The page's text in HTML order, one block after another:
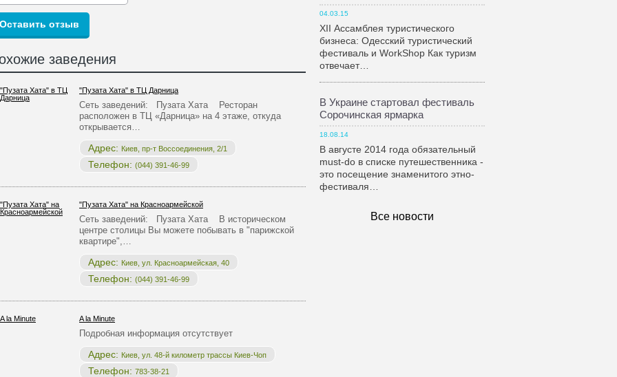
заведения
"Пузата Хата" в ТЦ Дарница
Сеть заведений: Пузата Хата Ресторан
расположен в ТЦ «Дарница» на 4 этаже, откуда
открывается…
Адрес: Киев, пр-т Воссоединения, 2/1
Телефон: (044) 391-46-99
"Пузата Хата" на Красноармейской
Сеть заведений: Пузата Хата В историческом
центре столицы Вы можете побывать в "парижской
квартире",…
Адрес: Киев, ул. Красноармейская, 40
Телефон: (044) 391-46-99
A la Minute
Подробная информация отсутствует
Адрес: Киев, ул. 48-й километр трассы Киев-Чоп
Телефон: 783-38-21
04.03.15
XII Ассамблея туристического
бизнеса: Одесский туристический
фестиваль и WorkShop Как туризм
отвечает…
В Украине стартовал фестиваль
Сорочинская ярмарка
18.08.14
В августе 2014 года обязательный
must-do в списке путешественника -
это посещение знаменитого этно-
фестиваля…
Все новости